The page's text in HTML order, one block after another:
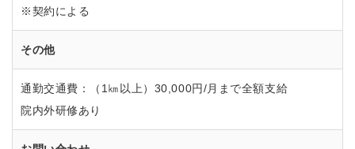
※契約による
その他
通勤交通費：（1㎞以上）30,000円/月まで全額支給
院内外研修あり